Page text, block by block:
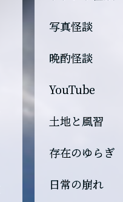
写真怪談
晩酌怪談
YouTube
土地と風習
存在のゆらぎ
日常の崩れ